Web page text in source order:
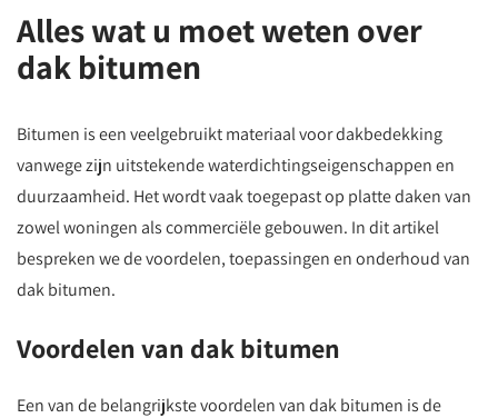
Alles wat u moet weten over
dak bitumen
Bitumen is een veelgebruikt materiaal voor dakbedekking
vanwege zijn uitstekende waterdichtingseigenschappen en
duurzaamheid. Het wordt vaak toegepast op platte daken van
zowel woningen als commerciële gebouwen. In dit artikel
bespreken we de voordelen, toepassingen en onderhoud van
dak bitumen.
Voordelen van dak bitumen
Een van de belangrijkste voordelen van dak bitumen is de